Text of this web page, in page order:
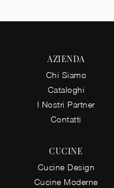
AZIENDA
Chi Siamo
Cataloghi
I Nostri Partner
Contatti
CUCINE
Cucine Design
Cucine Moderne